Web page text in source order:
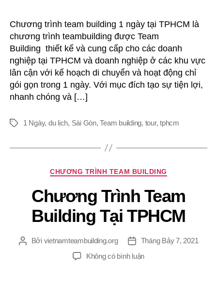
Chương trình team building 1 ngày tại TPHCM là
chương trình teambuilding được Team
Building thiết kế và cung cấp cho các doanh
nghiệp tại TPHCM và doanh nghiệp ở các khu vực
lân cận với kế hoạch di chuyển và hoạt động chỉ
gói gọn trong 1 ngày. Với mục đích tạo sự tiện lợi,
nhanh chóng và […]
Thẻ 1 Ngày, du lịch, Sài Gòn,Team building, tour,tphcm
Chuyên
CHƯƠNG TRÌNH TEAM BUILDING
Chương Trình Team
Building Tại TPHCM
TácBởi vietnamteambuilding.org
Ngày
đăng
Tháng Bảy 7, 2021
Không có bình luậnở